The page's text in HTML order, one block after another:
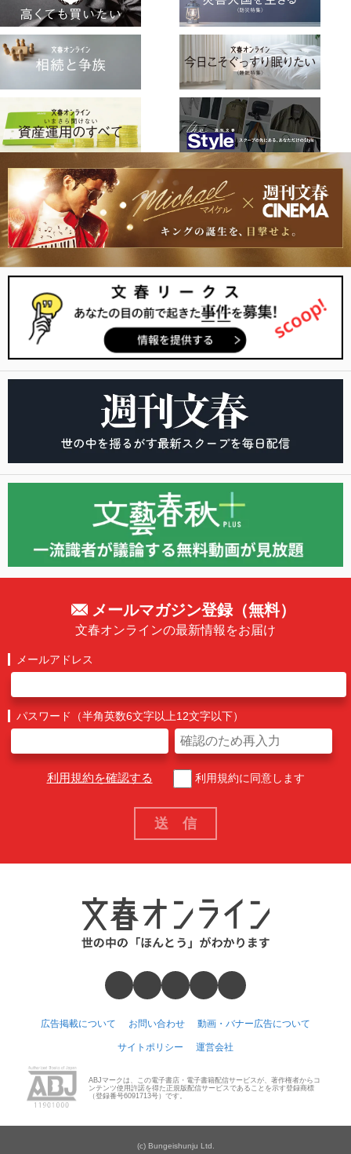
メールマガジン登録（無料）
文春オンラインの最新情報をお届け
メールアドレス
パスワード（半角英数6文字以上12文字以下）
利用規約を確認する 利用規約に同意します
広告掲載について お問い合わせ 動画・バナー広告について
サイトポリシー 運営会社
ABJマークは、この電子書店・電子書籍配信サービスが、著作権者からコ
ンテンツ使用許諾を得た正規版配信サービスであることを示す登録商標
（登録番号6091713号）です。
(c) Bungeishunju Ltd.